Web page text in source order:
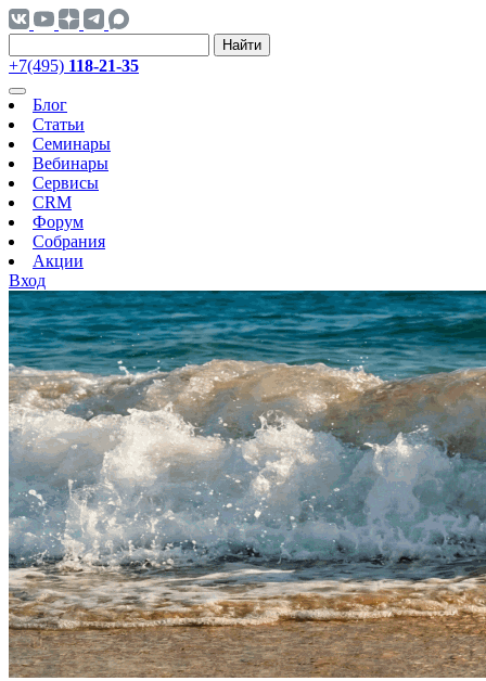
Найти
+7(495) 118-21-35
Блог
Статьи
Семинары
Вебинары
Сервисы
CRM
Форум
Собрания
Акции
Вход